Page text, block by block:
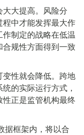
大提高。风险分
中才能发挥最大作
制定的战略在低温
规性方面得到一致
性就会降低。跨地
的实际运行方式，
正是监管机构最终
框架内，将以合